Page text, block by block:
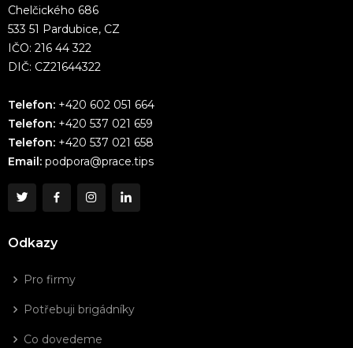
Chelčického 686
533 51 Pardubice, CZ
IČO: 216 44 322
DIČ: CZ21644322
Telefon: +420 602 051 664
Telefon: +420 537 021 659
Telefon: +420 537 021 658
Email: podpora@prace.tips
Odkazy
Pro firmy
Potřebuji brigádníky
Co dovedeme